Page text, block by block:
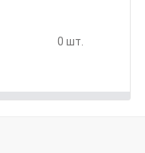
0 шт.